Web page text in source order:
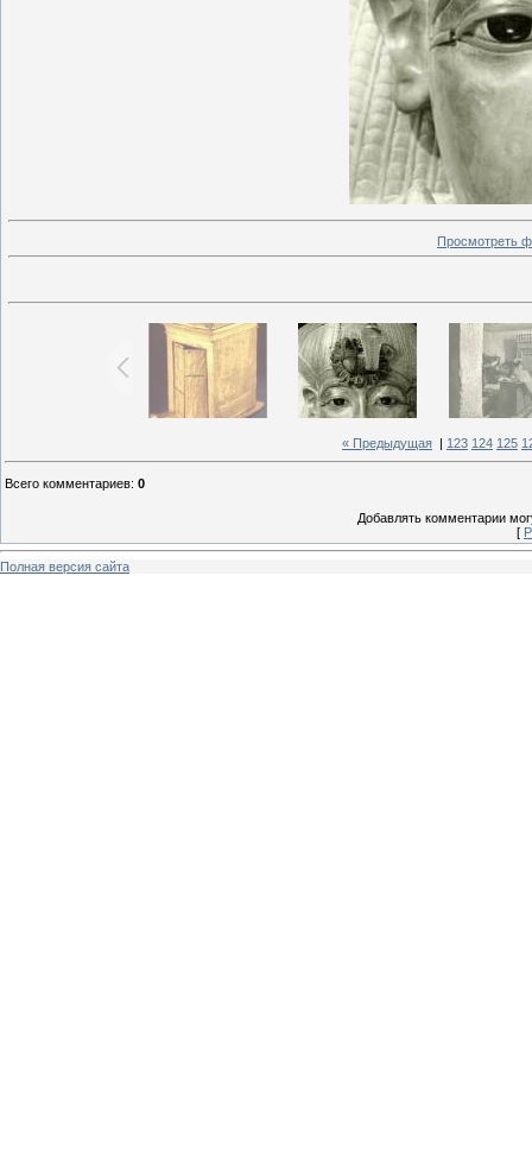
Просмотреть
« Предыдущая 123 124 125
Всего комментариев: 0
Добавлять комментарии
[
Полная версия сайта